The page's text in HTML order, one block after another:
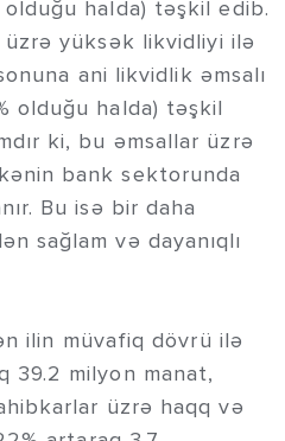
halda) təşkil edib.
yüksək likvidliyi ilə
ani likvidlik əmsalı
olduğu halda) təşkil
ki, bu əmsallar üzrə
bank sektorunda
Bu isə bir daha
sağlam və dayanıqlı
ilin müvafiq dövrü ilə
39.2 milyon manat,
üzrə haqq və